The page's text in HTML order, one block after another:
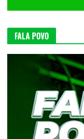
FALA POVO